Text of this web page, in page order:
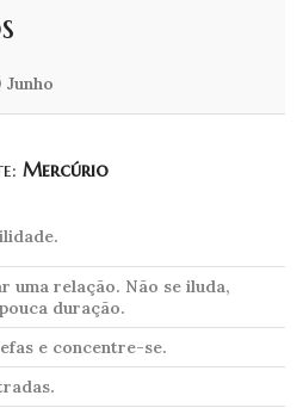
Junho
Mercúrio
uma relação. Não se iluda,
duração.
e concentre-se.